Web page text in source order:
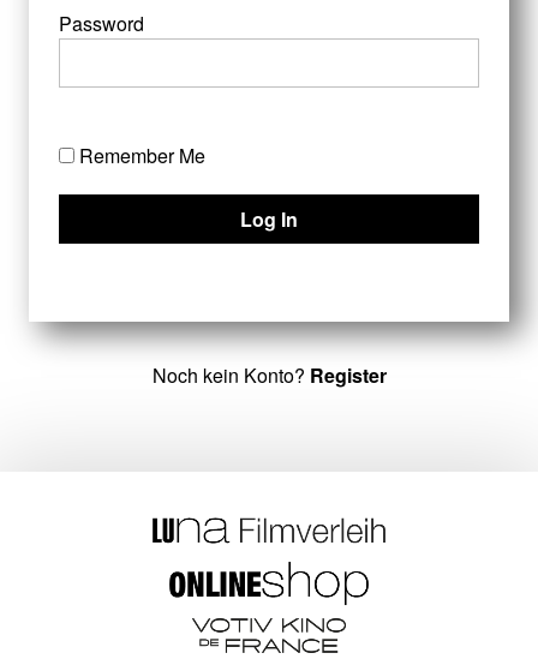
Password
Remember Me
Noch kein Konto? Register